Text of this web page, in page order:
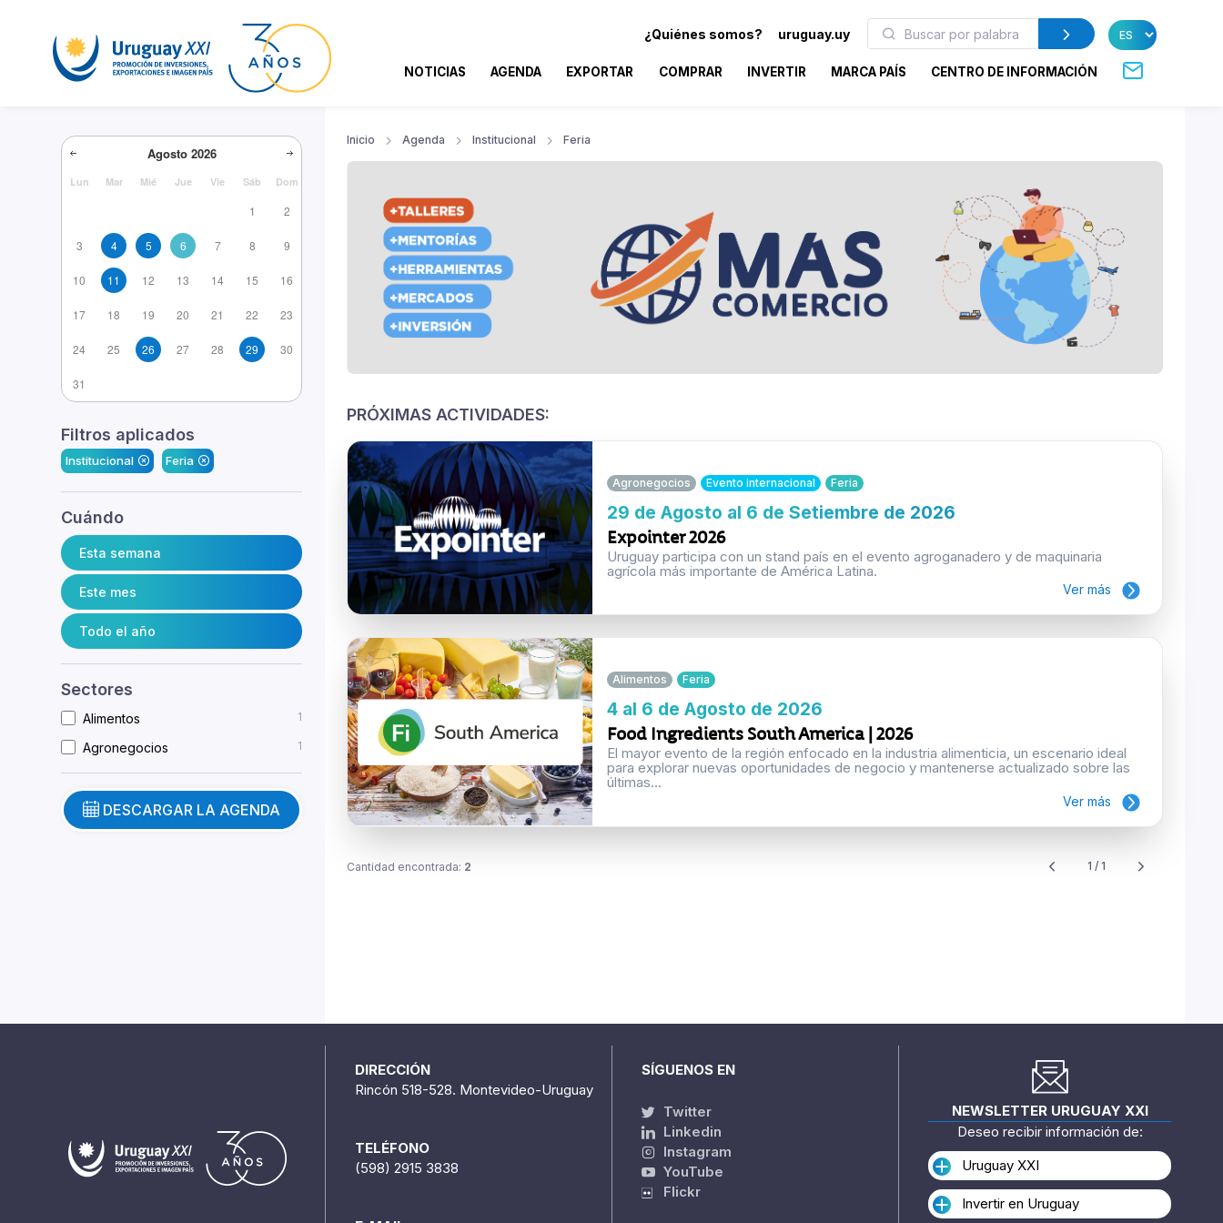
¿Quiénes somos? uruguay.uy
NOTICIAS AGENDA EXPORTAR COMPRAR INVERTIR MARCA PAÍS CENTRO DE INFORMACIÓN
Agosto 2026
Lun Mar Mié Jue Vie Sáb Dom
1 2
3 4 5 6 7 8 9
10 11 12 13 14 15 16
17 18 19 20 21 22 23
24 25 26 27 28 29 30
31
Filtros aplicados
Institucional Feria
Cuándo
Esta semana
Este mes
Todo el año
Sectores
Alimentos 1
Agronegocios 1
DESCARGAR LA AGENDA
Inicio Agenda Institucional Feria
PRÓXIMAS ACTIVIDADES:
Agronegocios Evento internacional Feria
29 de Agosto al 6 de Setiembre de 2026
Expointer 2026
Uruguay participa con un stand país en el evento agroganadero y de maquinaria
agrícola más importante de América Latina.
Ver más
Alimentos Feria
4 al 6 de Agosto de 2026
Food Ingredients South America | 2026
El mayor evento de la región enfocado en la industria alimenticia, un escenario ideal
para explorar nuevas oportunidades de negocio y mantenerse actualizado sobre las
últimas...
Ver más
Cantidad encontrada: 2 1 / 1
DIRECCIÓN
Rincón 518-528. Montevideo-Uruguay
TELÉFONO
(598) 2915 3838
SÍGUENOS EN
Twitter
Linkedin
Instagram
YouTube
Flickr
NEWSLETTER URUGUAY XXI
Deseo recibir información de:
Uruguay XXI
Invertir en Uruguay